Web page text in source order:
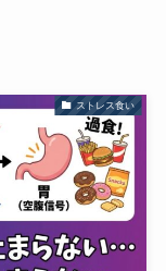
ストレス食い